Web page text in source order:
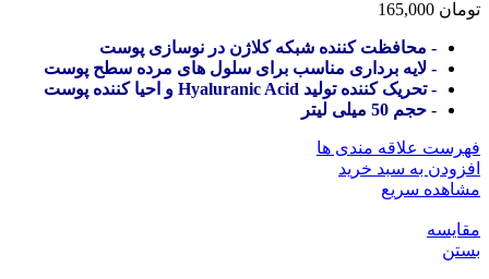
تومان
- محافظت کننده شبکه کلاژن در نوسازی پوست
- لایه برداری مناسب برای سلول های مرده سطح پوست
- تحریک کننده تولید Hyaluranic Acid و احیا کننده پوست
- حجم 50 میلی لیتر
فهرست علاقه مندی ها
افزودن به سبد خرید
مشاهده سریع
مقایسه
بستن